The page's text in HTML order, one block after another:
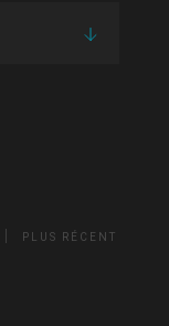
PLUS RÉCENT